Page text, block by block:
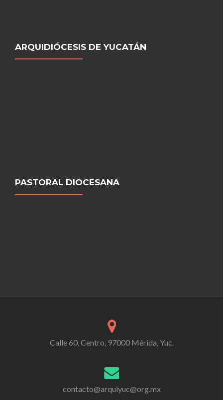
ARQUIDIÓCESIS DE YUCATÁN
PASTORAL DIOCESANA
Calle 60, Centro, 97000 Mérida, Yuc.
contacto@arquiyuc@org.mx